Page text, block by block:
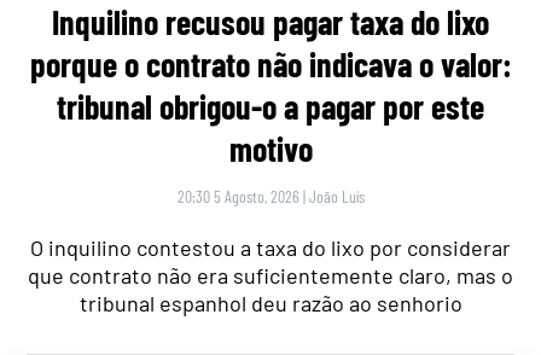
Inquilino recusou pagar taxa do lixo
porque o contrato não indicava o valor:
tribunal obrigou-o a pagar por este
motivo
20:30 5 Agosto, 2026 |João Luís
O inquilino contestou a taxa do lixo por considerar
que contrato não era suficientemente claro, mas o
tribunal espanhol deu razão ao senhorio